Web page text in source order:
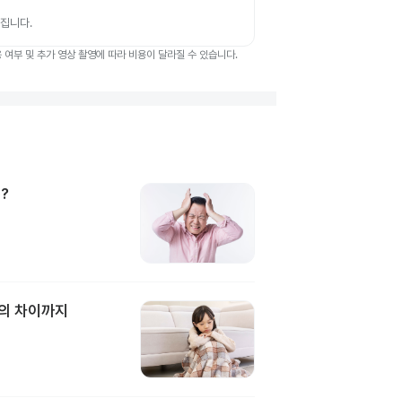
니다.
부 및 추가 영상 촬영에 따라 비용이 달라질 수 있습니다.
차이까지